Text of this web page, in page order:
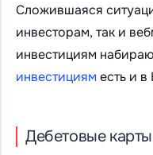
Сложившаяся
инвесторам, так и
инвестициям
инвестицияместь и
Дебетовые